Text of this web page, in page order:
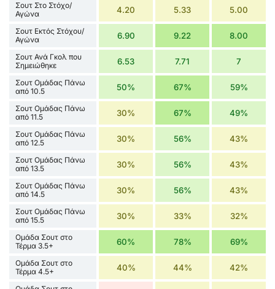
Σουτ Στο Στόχο/
Αγώνα
4.20 5.33 5.00
Σουτ Εκτός Στόχου/
Αγώνα
6.90 9.22 8.00
Σουτ Ανά Γκολ που
Σημειώθηκε
6.53 7.71 7
Σουτ Ομάδας Πάνω
από 10.5
50% 67% 59%
Σουτ Ομάδας Πάνω
από 11.5
30% 67% 49%
Σουτ Ομάδας Πάνω
από 12.5
30% 56% 43%
Σουτ Ομάδας Πάνω
από 13.5
30% 56% 43%
Σουτ Ομάδας Πάνω
από 14.5
30% 56% 43%
Σουτ Ομάδας Πάνω
από 15.5
30% 33% 32%
Ομάδα Σουτ στο
Τέρμα 3.5+
60% 78% 69%
Ομάδα Σουτ στο
Τέρμα 4.5+
40% 44% 42%